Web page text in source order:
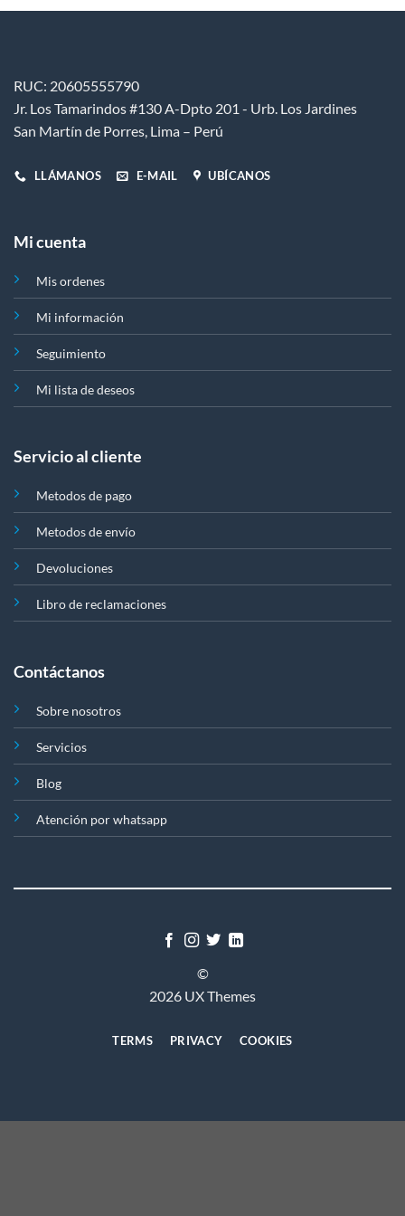
se
página
RUC: 20605555790
Jr. Los Tamarindos #130 A-Dpto 201 - Urb. Los Jardines
San Martín de Porres, Lima – Perú
LLÁMANOS E-MAIL UBÍCANOS
Mi cuenta
Mis ordenes
Mi información
Seguimiento
Mi lista de deseos
Servicio al cliente
Metodos de pago
Metodos de envío
Devoluciones
Libro de reclamaciones
Contáctanos
Sobre nosotros
Servicios
Blog
Atención por whatsapp
©
2026 UX Themes
TERMS PRIVACY COOKIES